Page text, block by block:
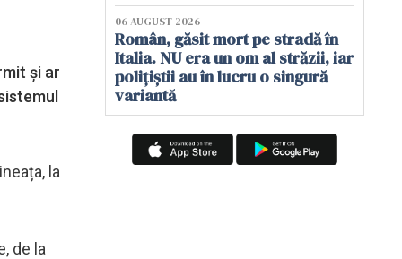
și ar
la
de la
06 AUGUST 2026
Român, găsit mort pe stradă în
Italia. NU era un om al străzii, iar
polițiștii au în lucru o singură
variantă